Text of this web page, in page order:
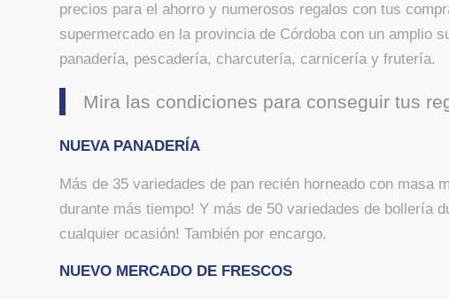
precios para el ahorro y numerosos regalos con tus
supermercado en la provincia de Córdoba con un amplio
panadería, pescadería, charcutería, carnicería y frutería.
Mira las condiciones para conseguir tus
NUEVA PANADERÍA
Más de 35 variedades de pan recién horneado con masa
durante más tiempo! Y más de 50 variedades de bollería
cualquier ocasión! También por encargo.
NUEVO MERCADO DE FRESCOS